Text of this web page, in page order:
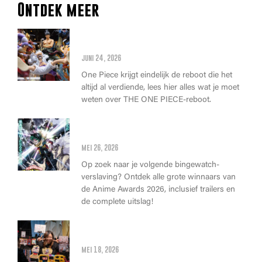
Ontdek meer
juni 24, 2026
One Piece krijgt eindelijk de reboot die het
altijd al verdiende, lees hier alles wat je moet
weten over THE ONE PIECE-reboot.
mei 26, 2026
Op zoek naar je volgende bingewatch-
verslaving? Ontdek alle grote winnaars van
de Anime Awards 2026, inclusief trailers en
de complete uitslag!
mei 18, 2026